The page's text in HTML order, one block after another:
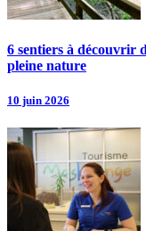
6 sentiers à découvrir
pleine nature
10 juin 2026